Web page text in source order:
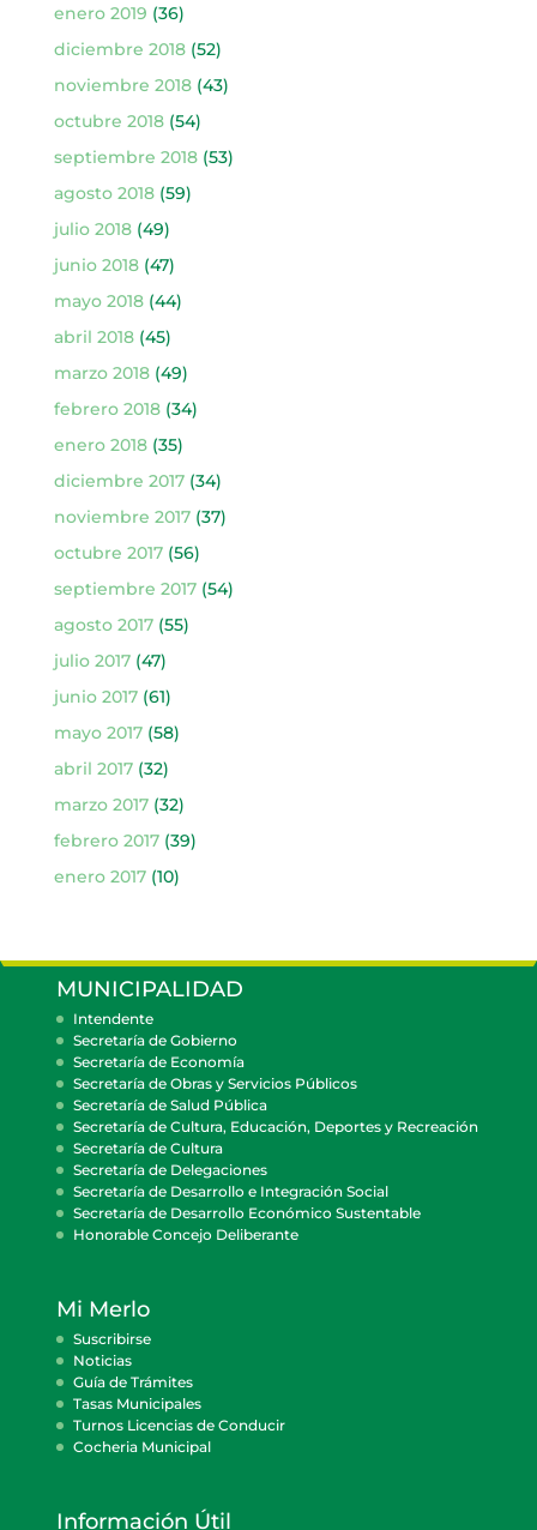
enero 2019 (36)
diciembre 2018(52)
noviembre 2018(43)
octubre 2018(54)
septiembre 2018(53)
agosto 2018(59)
julio 2018(49)
junio 2018(47)
mayo 2018(44)
abril 2018(45)
marzo 2018(49)
febrero 2018(34)
enero 2018(35)
diciembre 2017(34)
noviembre 2017(37)
octubre 2017(56)
septiembre 2017(54)
agosto 2017(55)
julio 2017(47)
junio 2017(61)
mayo 2017(58)
abril 2017(32)
marzo 2017(32)
febrero 2017(39)
enero 2017(10)
MUNICIPALIDAD
Intendente
Secretaría de Gobierno
Secretaría de Economía
Secretaría de Obras y Servicios Públicos
Secretaría de Salud Pública
Secretaría de Cultura, Educación, Deportes y Recreación
Secretaría de Cultura
Secretaría de Delegaciones
Secretaría de Desarrollo e Integración Social
Secretaría de Desarrollo Económico Sustentable
Honorable Concejo Deliberante
Mi Merlo
Suscribirse
Noticias
Guía de Trámites
Tasas Municipales
Turnos Licencias de Conducir
Cocheria Municipal
Información Útil